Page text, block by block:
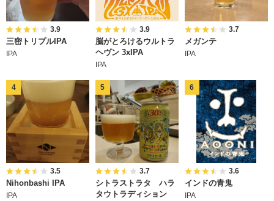
3.9
三密トリプルIPA
IPA
3.9
脳がとろけるウルトラ
ヘヴン 3xIPA
IPA
3.7
メガンテ
IPA
3.5
Nihonbashi IPA
IPA
3.7
シトラストラタ ハラ
タウトラディション
3.6
インドの青鬼
IPA